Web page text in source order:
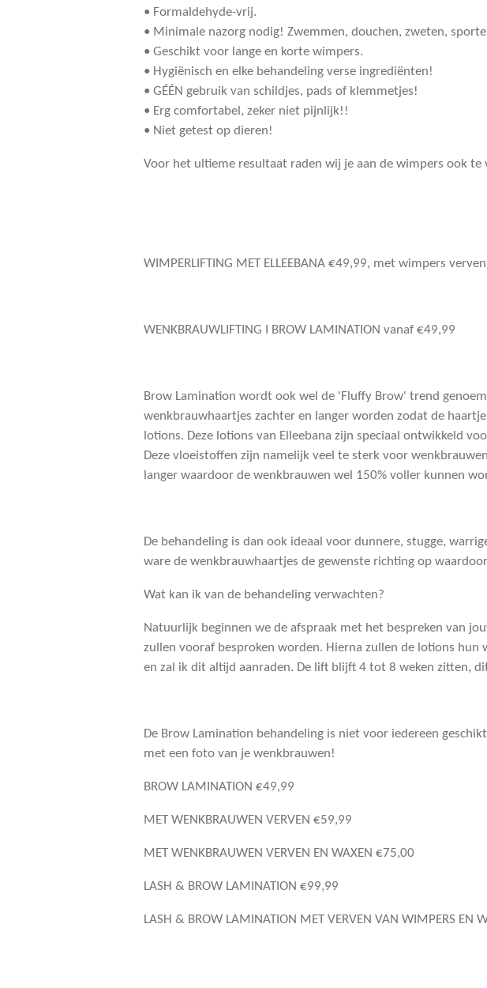
• Formaldehyde-vrij.
• Minimale nazorg nodig! Zwemmen, douchen, zweten,
• Geschikt voor lange en korte wimpers.
• Hygiënisch en elke behandeling verse ingrediënten!
• GÉÉN gebruik van schildjes, pads of klemmetjes!
• Erg comfortabel, zeker niet pijnlijk!!
• Niet getest op dieren!
Voor het ultieme resultaat raden wij je aan de wimpers ook te
WIMPERLIFTING MET ELLEEBANA €49,99, met wimpers
WENKBRAUWLIFTING I BROW LAMINATION vanaf €49,99
Brow Lamination wordt ook wel de 'Fluffy Brow' trend
wenkbrauwhaartjes zachter en langer worden zodat de
lotions. Deze lotions van Elleebana zijn speciaal ontwikkeld
Deze vloeistoffen zijn namelijk veel te sterk voor
langer waardoor de wenkbrauwen wel 150% voller kunnen
De behandeling is dan ook ideaal voor dunnere, stugge,
ware de wenkbrauwhaartjes de gewenste richting op
Wat kan ik van de behandeling verwachten?
Natuurlijk beginnen we de afspraak met het bespreken van
zullen vooraf besproken worden. Hierna zullen de lotions
en zal ik dit altijd aanraden. De lift blijft 4 tot 8 weken zitten,
De Brow Lamination behandeling is niet voor iedereen
met een foto van je wenkbrauwen!
BROW LAMINATION €49,99
MET WENKBRAUWEN VERVEN €59,99
MET WENKBRAUWEN VERVEN EN WAXEN €75,00
LASH & BROW LAMINATION €99,99
LASH & BROW LAMINATION MET VERVEN VAN WIMPERS EN